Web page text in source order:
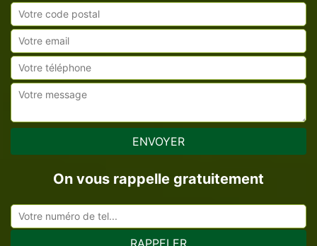
On vous rappelle gratuitement